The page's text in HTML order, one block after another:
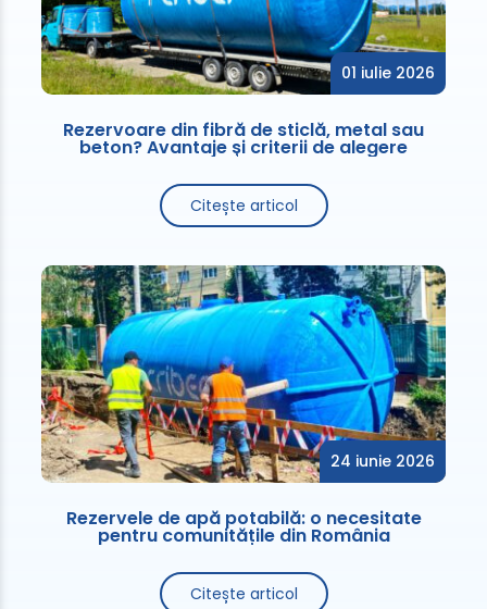
01 iulie 2026
Rezervoare din fibră de sticlă, metal sau
beton? Avantaje și criterii de alegere
Citește articol
24 iunie 2026
Rezervele de apă potabilă: o necesitate
pentru comunitățile din România
Citește articol